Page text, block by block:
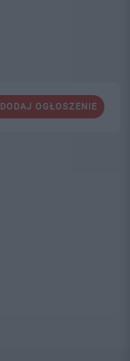
DODAJ OGŁOSZENIE